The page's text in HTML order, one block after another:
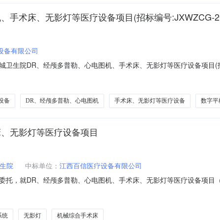
手术床、无影灯等医疗设备项目(招标编号:JXWZCG-
备有限公司
卫生院DR、经颅多普勒、心电图机、手术床、无影灯等医疗设备项
备 DR、经颅多普勒、心电图机 手术床、无影灯等医疗设备 数字平
无影灯等医疗设备项目
院 中标单位： 江西百信医疗设备有限公司
托，就DR、经颅多普勒、心电图机、手术床、无影灯等医疗设备项
统 无影灯 机械综合手术床